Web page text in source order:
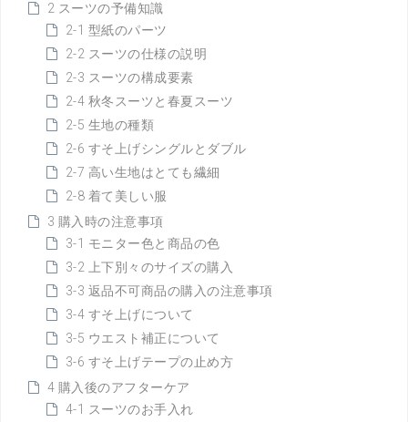
2 スーツの予備知識
2-1 型紙のパーツ
2-2 スーツの仕様の説明
2-3 スーツの構成要素
2-4 秋冬スーツと春夏スーツ
2-5 生地の種類
2-6 すそ上げシングルとダブル
2-7 高い生地はとても繊細
2-8 着て美しい服
3 購入時の注意事項
3-1 モニター色と商品の色
3-2 上下別々のサイズの購入
3-3 返品不可商品の購入の注意事項
3-4 すそ上げについて
3-5 ウエスト補正について
3-6 すそ上げテープの止め方
4 購入後のアフターケア
4-1 スーツのお手入れ